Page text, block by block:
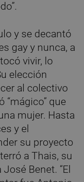
y se decantó
gay y nunca, a
vivir, lo
elección
al colectivo
“mágico” que
mujer. Hasta
y el
su proyecto
a Thais, su
Benet. “El